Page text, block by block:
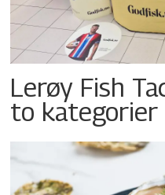
Lerøy Fish
to kategorier